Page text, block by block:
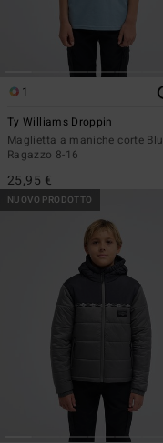
1
Ty Williams Droppin
Maglietta a maniche corte Blu
Ragazzo 8-16
25,95 €
NUOVO PRODOTTO